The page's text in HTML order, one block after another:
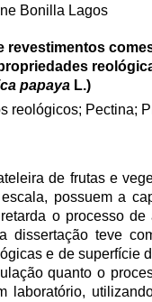
Bonilla Lagos
revestimentos
papaya L.)
reológicos; Pectina;
de frutas e
possuem a
o processo
teve
e de superfície
quanto o
laboratório,